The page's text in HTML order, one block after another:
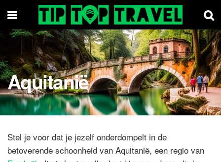
Aquitanië
Stel je voor dat je jezelf onderdompelt in de
betoverende schoonheid van Aquitanië, een regio van